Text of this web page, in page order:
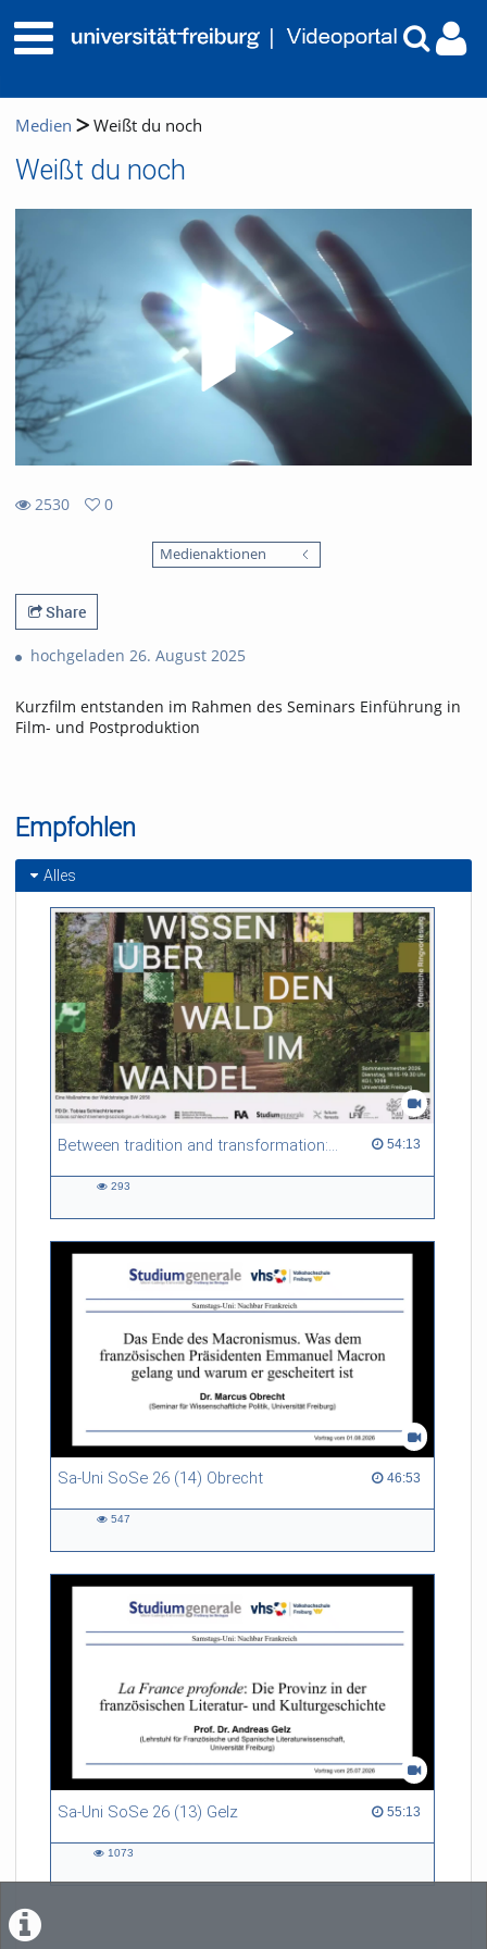
Medien Weißt du noch
Weißt du noch
2530
0
Medienaktionen
Share
hochgeladen 26. August 2025
Kurzfilm entstanden im Rahmen des Seminars Einführung in
Film- und Postproduktion
Empfohlen
Alles
Between tradition and transformation: how owners, advisers and institutions co-create knowledge for resilient forests in Europe 54:13
54:13 duration
293
Sa-Uni SoSe 26 (14) Obrecht 46:53
46:53 duration
547
Sa-Uni SoSe 26 (13) Gelz 55:13
55:13 duration
1073